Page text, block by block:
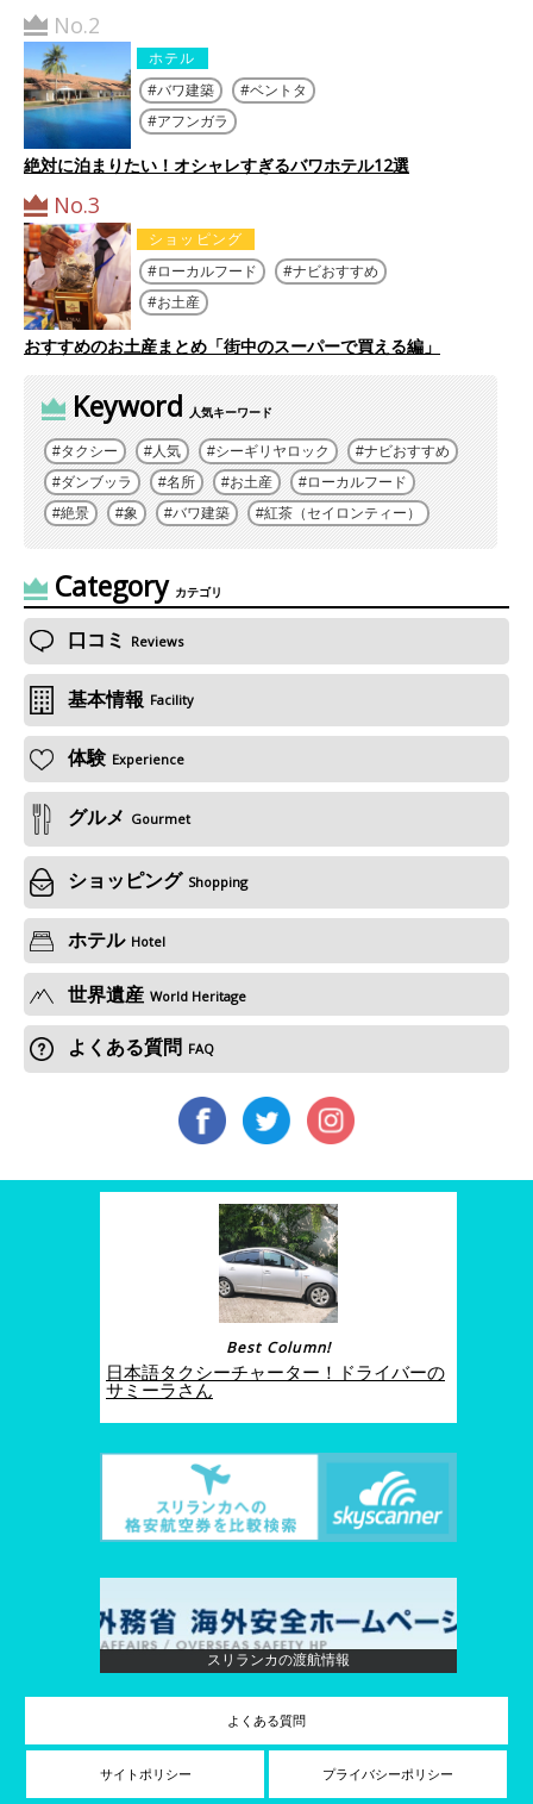
No.2
ホテル
バワ建築
ベントタ
アフンガラ
絶対に泊まりたい！オシャレすぎるバワホテル12選
No.3
ショッピング
ローカルフード
ナビおすすめ
お土産
おすすめのお土産まとめ「街中のスーパーで買える編」
Keyword 人気キーワード
タクシー 人気 シーギリヤロック
ナビおすすめ
ダンブッラ
名所 お土産
ローカルフード
絶景
象 バワ建築 紅茶（セイロンティー）
Category カテゴリ
口コミ Reviews
基本情報 Facility
体験 Experience
グルメ Gourmet
ショッピング Shopping
ホテル Hotel
世界遺産 World Heritage
よくある質問 FAQ
Best Column!
日本語タクシーチャーター！ドライバーの
サミーラさん
スリランカの渡航情報
よくある質問
サイトポリシー プライバシーポリシー